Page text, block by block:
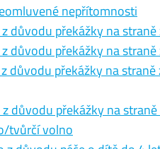
nepřítomnosti
důvodu překážky na
důvodu překážky na
důvodu překážky na
důvodu překážky na
tvůrčí volno